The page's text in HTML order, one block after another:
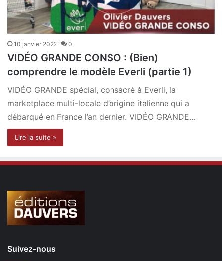
10 janvier 2022 0
VIDÉO GRANDE CONSO : (Bien)
comprendre le modèle Everli (partie 1)
VIDÉO GRANDE spécial, consacré à Everli, la
marketplace multi-locale d’origine italienne qui a
débarqué en France l’an dernier. VIDÉO GRANDE…
Lire la suite »
Suivez-nous